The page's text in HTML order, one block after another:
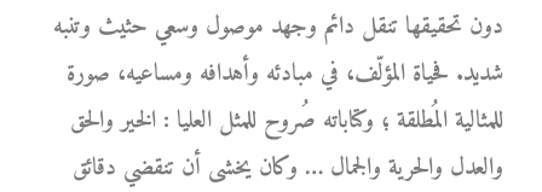
دون تحقيقها تنقل دائم وجهد موصول وسعي حثيث وتنبه
شديد. فحياة المؤلّف، في مبادئه وأهدافه ومساعيه، صورة
للمثالية المُطلقة ؛ وكتاباته صُروح للمثل العليا : الخير والحق
والعدل والحرية والجمال … وكان يخشى أن تنقضي دقائق